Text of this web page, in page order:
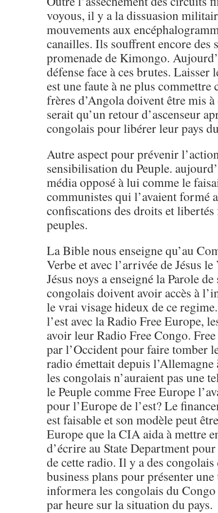
voyous, il y a la dissuasion
mouvements aux
canailles. Ils souffrent encore des
promenade de Kimongo.
défense face à ces brutes. Laisser
est une faute à ne plus commettre
frères d’Angola doivent être mis
serait qu’un retour d’ascenseur
congolais pour libérer leur pays
Autre aspect pour prévenir
sensibilisation du Peuple.
média opposé à lui comme le
communistes qui l’avaient formé
confiscations des droits et
peuples.
La Bible nous enseigne qu’au
Verbe et avec l’arrivée de Jésus
Jésus noys a enseigné la Parole
congolais doivent avoir accès à
le vrai visage hideux de ce
l’est avec la Radio Free Europe,
avoir leur Radio Free Congo.
par l’Occident pour faire tomber
radio émettait depuis
les congolais n’auraient pas une
le Peuple comme Free Europe
pour l’Europe de l’est? Le
est faisable et son modèle peut
Europe que la CIA aida à mettre
d’écrire au State Department
de cette radio. Il y a des
business plans pour présenter
informera les congolais du
par heure sur la situation du pays.